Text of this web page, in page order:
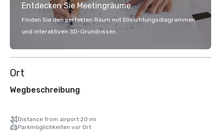
Entdecken Sie Meetingräume
Finden Sie den perfekten Raum mit Einrichtungsdiagrammen
und interaktiven 3D-Grundrissen.
Ort
Wegbeschreibung
Distance from airport 20 mi
Parkmöglichkeiten vor Ort